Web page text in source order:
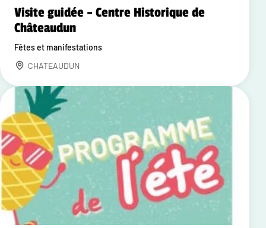
Visite guidée – Centre Historique de
Châteaudun
Fêtes et manifestations
CHATEAUDUN